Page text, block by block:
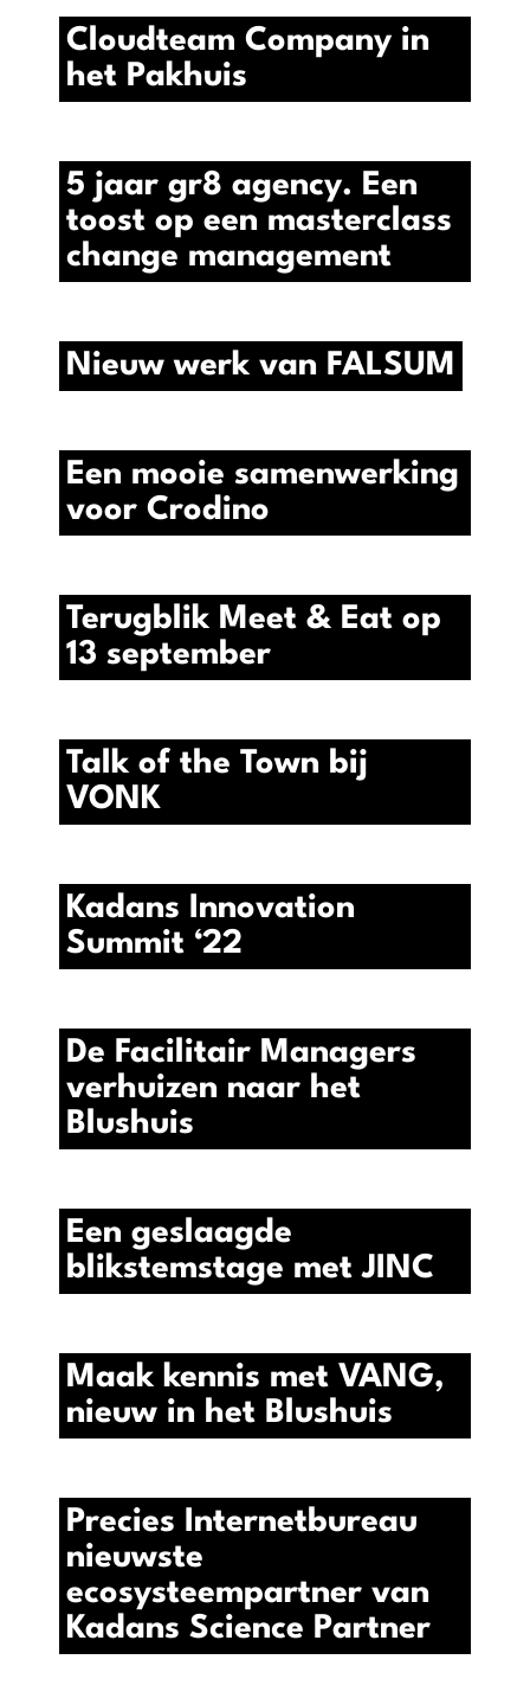
Cloudteam Company in
het Pakhuis
5 jaar gr8 agency. Een
toost op een masterclass
change management
Nieuw werk van FALSUM
Een mooie samenwerking
voor Crodino
Terugblik Meet & Eat op
13 september
Talk of the Town bij
VONK
Kadans Innovation
Summit ‘22
De Facilitair Managers
verhuizen naar het
Blushuis
Een geslaagde
blikstemstage met JINC
Maak kennis met VANG,
nieuw in het Blushuis
Precies Internetbureau
nieuwste
ecosysteempartner van
Kadans Science Partner